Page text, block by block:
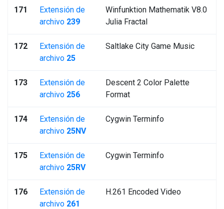
171
Extensión de
archivo 239
Winfunktion Mathematik V8.0
Julia Fractal
172
Extensión de
archivo 25
Saltlake City Game Music
173
Extensión de
archivo 256
Descent 2 Color Palette
Format
174
Extensión de
archivo 25NV
Cygwin Terminfo
175
Extensión de
archivo 25RV
Cygwin Terminfo
176
Extensión de
archivo 261
H.261 Encoded Video